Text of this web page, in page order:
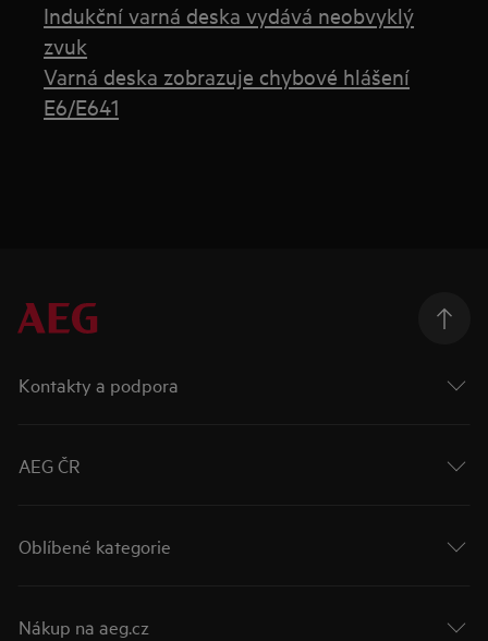
Indukční varná deska vydává neobvyklý
zvuk
Varná deska zobrazuje chybové hlášení
E6/E641
Kontakty a podpora
AEG ČR
Oblíbené kategorie
Nákup na aeg.cz